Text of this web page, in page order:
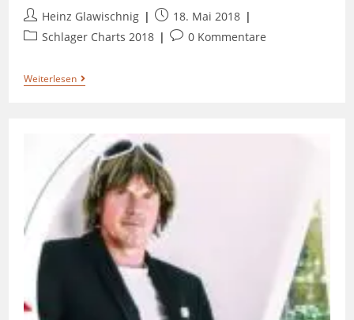
Heinz Glawischnig
18. Mai 2018
Schlager Charts 2018
0 Kommentare
Weiterlesen